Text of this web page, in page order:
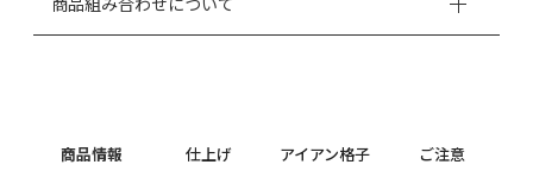
商品情報 仕上げ アイアン格子 ご注意